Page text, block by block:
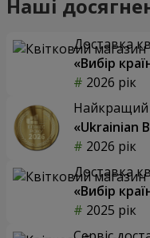
Наші
Доставка
«Вибір
2026 рік
Найкращий
«Ukrainian
2026 рік
Доставка
«Вибір
2025 рік